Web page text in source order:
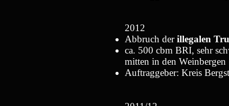
2012
Abbruch derillegalen
ca. 500 cbm BRI, sehr
mitten in den Weinbergen
Auftraggeber: Kreis